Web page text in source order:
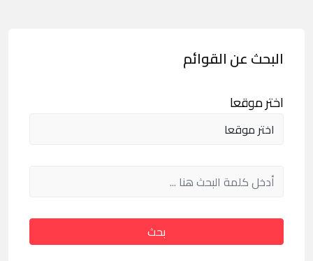
البحث عن القوائم
اختر موقعا
بحث